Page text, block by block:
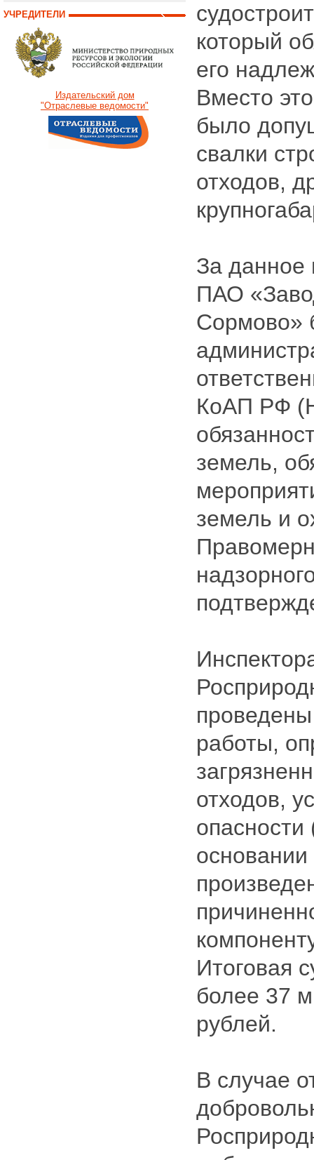
УЧРЕДИТЕЛИ
Издательский дом
"Отраслевые ведомости"
который
его
Вместо
было
свалки
отходов,
За данное
ПАО
Сормово»
КоАП РФ
земель,
земель и
проведены
работы,
отходов,
Итоговая
более 37
рублей.
В случае